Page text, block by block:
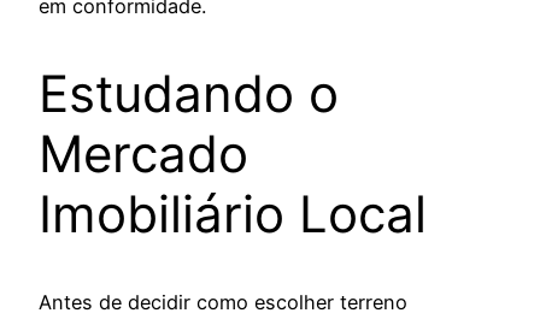
em conformidade.
Estudando o
Mercado
Imobiliário Local
Antes de decidir como escolher terreno